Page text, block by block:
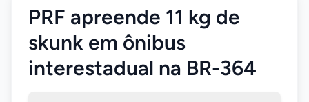
PRF apreende 11 kg de
skunk em ônibus
interestadual na BR-364